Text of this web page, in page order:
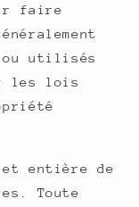
faire
ou utilisés
les lois
entière de
Toute